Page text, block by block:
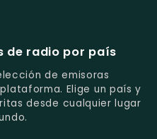
Populares
Y
Folclore
En
Azogues.
de radio por país
de emisoras
Elige un país y
desde cualquier lugar